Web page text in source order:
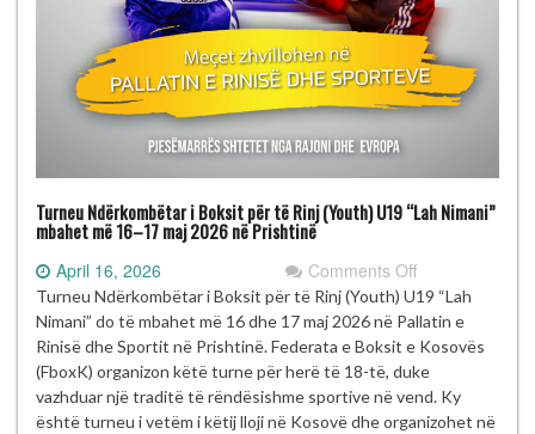
Turneu Ndërkombëtar i Boksit për të Rinj (Youth) U19 “Lah Nimani”
mbahet më 16–17 maj 2026 në Prishtinë
April 16, 2026 Comments Offon
Turneu
Ndërkombëtar
Boksit
për
të
Turneu Ndërkombëtar i Boksit për të Rinj (Youth) U19 “Lah
Nimani” do të mbahet më 16 dhe 17 maj 2026 në Pallatin e
Rinisë dhe Sportit në Prishtinë. Federata e Boksit e Kosovës
(FboxK) organizon këtë turne për herë të 18-të, duke
vazhduar një traditë të rëndësishme sportive në vend. Ky
është turneu i vetëm i këtij lloji në Kosovë dhe organizohet në